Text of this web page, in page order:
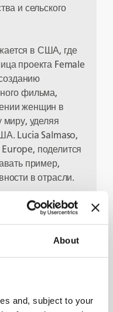
About
and, subject to your
и сельского
в США, где
проекта Female
фильма,
женщин в
миру, уделяя
Lucia Salmaso,
поделится
пример,
в отрасли.
гостями мы
равенство